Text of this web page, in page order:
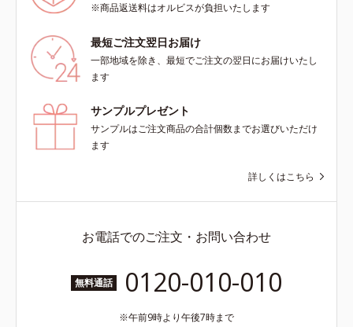
※商品返送料はオルビスが負担いたします
最短ご注文翌日お届け
一部地域を除き、最短でご注文の翌日にお届けいたし
ます
サンプルプレゼント
サンプルはご注文商品の合計個数までお選びいただけ
ます
詳しくはこちら
お電話でのご注文・お問い合わせ
無料通話 0120-010-010
午前9時より午後7時まで